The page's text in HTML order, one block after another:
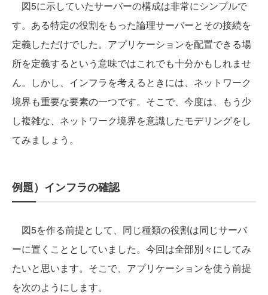
図5に示していたサーバーの構成は非常にシンプルで
す。ある特定の役割をもった論理サーバーとその接続を
定義しただけでした。アプリケーションを配置できる場
所を定義するという意味ではこれでも十分かもしれませ
ん。しかし、インフラを考えるときには、ネットワーク
境界も重要な要素の一つです。そこで、今度は、もう少
し複雑な、ネットワーク境界を意識したモデリングをし
てみましょう。
例題）インフラの確認
図5を作る前提として、同じ種類の役割は同じサーバ
ーに置くこととしていました。今回は全部別々にしてみ
たいと思います。そこで、アプリケーションを使う前提
を次のようにします。